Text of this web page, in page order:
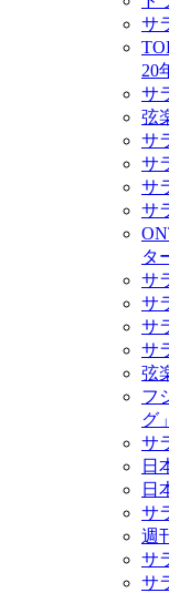
サ
20
サ
弦
サ
サ
サ
サ
タ
サ
サ
サ
サ
弦
フ
グ
サ
日
日
サ
週
サ
サ